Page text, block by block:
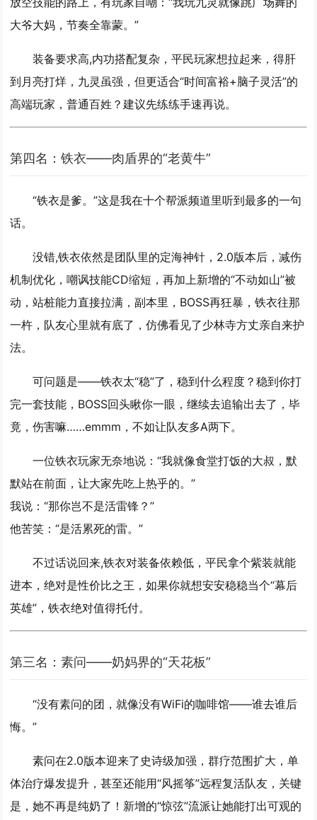
大爷大妈，节奏全靠蒙。”
装备要求高,内功搭配复杂，平民玩家想拉起来，得肝
到月亮打烊，九灵虽强，但更适合“时间富裕+脑子灵活”的
高端玩家，普通百姓？建议先练练手速再说。
第四名：铁衣——肉盾界的“老黄牛”
“铁衣是爹。”这是我在十个帮派频道里听到最多的一句
话。
没错,铁衣依然是团队里的定海神针，2.0版本后，减伤
机制优化，嘲讽技能CD缩短，再加上新增的“不动如山”被
动，站桩能力直接拉满，副本里，BOSS再狂暴，铁衣往那
一杵，队友心里就有底了，仿佛看见了少林寺方丈亲自来护
法。
可问题是——铁衣太“稳”了，稳到什么程度？稳到你打
完一套技能，BOSS回头瞅你一眼，继续去追输出去了，毕
竟，伤害嘛……emmm，不如让队友多A两下。
一位铁衣玩家无奈地说：“我就像食堂打饭的大叔，默
默站在前面，让大家先吃上热乎的。”
我说：“那你岂不是活雷锋？”
他苦笑：“是活累死的雷。”
不过话说回来,铁衣对装备依赖低，平民拿个紫装就能
进本，绝对是性价比之王，如果你就想安安稳稳当个“幕后
英雄”，铁衣绝对值得托付。
第三名：素问——奶妈界的“天花板”
“没有素问的团，就像没有WiFi的咖啡馆——谁去谁后
悔。”
素问在2.0版本迎来了史诗级加强，群疗范围扩大，单
体治疗爆发提升，甚至还能用“风摇筝”远程复活队友，关键
是，她不再是纯奶了！新增的“惊弦”流派让她能打出可观的